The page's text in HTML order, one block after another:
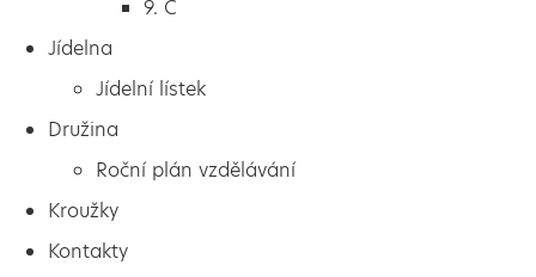
9. C
Jídelna
Jídelní lístek
Družina
Roční plán vzdělávání
Kroužky
Kontakty